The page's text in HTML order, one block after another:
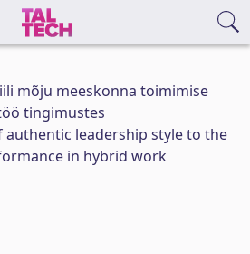
mõju meeskonna toimimise
tingimustes
authentic leadership style to the
in hybrid work